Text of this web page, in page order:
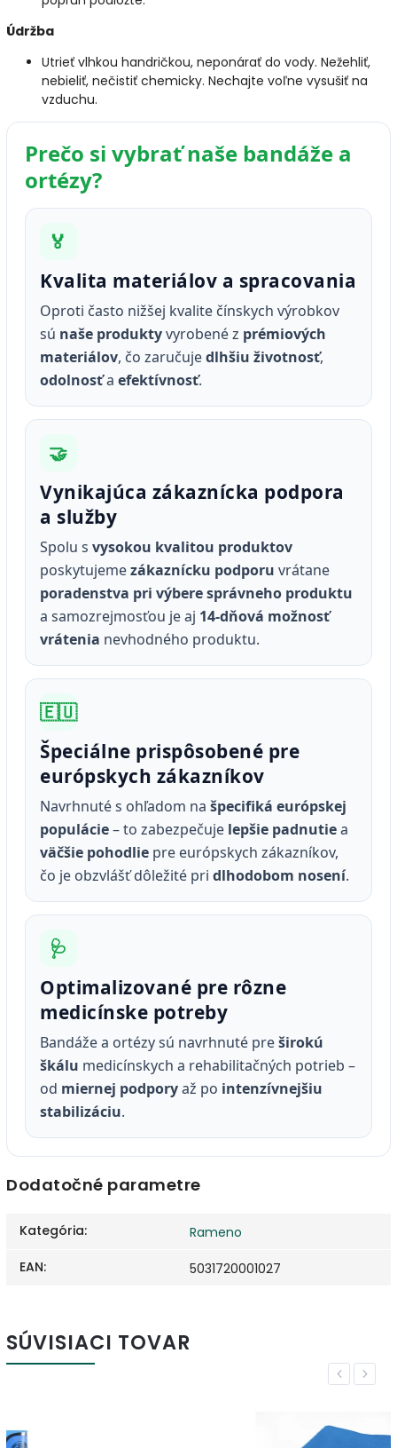
Údržba
Utrieť vlhkou handričkou, neponárať do vody. Nežehliť,
nebieliť, nečistiť chemicky. Nechajte voľne vysušiť na
vzduchu.
Prečo si vybrať naše bandáže a
ortézy?
🏅
Kvalita materiálov a spracovania
Oproti často nižšej kvalite čínskych výrobkov
sú naše produktyvyrobené z prémiových
materiálov, čo zaručujedlhšiu životnosť,
odolnosťa efektívnosť.
🤝
Vynikajúca zákaznícka podpora
a služby
Spolu s vysokou kvalitou produktov
poskytujemezákaznícku podporu vrátane
poradenstva pri výbere správneho produktu
a samozrejmosťou je aj 14‑dňová možnosť
vrátenia nevhodného produktu.
🇪🇺
Špeciálne prispôsobené pre
európskych zákazníkov
Navrhnuté s ohľadom na špecifiká európskej
populácie– to zabezpečuje lepšie padnutiea
väčšie pohodlie pre európskych zákazníkov,
čo je obzvlášť dôležité pri dlhodobom nosení.
🩺
Optimalizované pre rôzne
medicínske potreby
Bandáže a ortézy sú navrhnuté preširokú
škálu medicínskych a rehabilitačných potrieb –
od miernej podporyaž po intenzívnejšiu
stabilizáciu.
Dodatočné parametre
Kategória:
Rameno
EAN: 5031720001027
SÚVISIACI TOVAR
Previous
Next